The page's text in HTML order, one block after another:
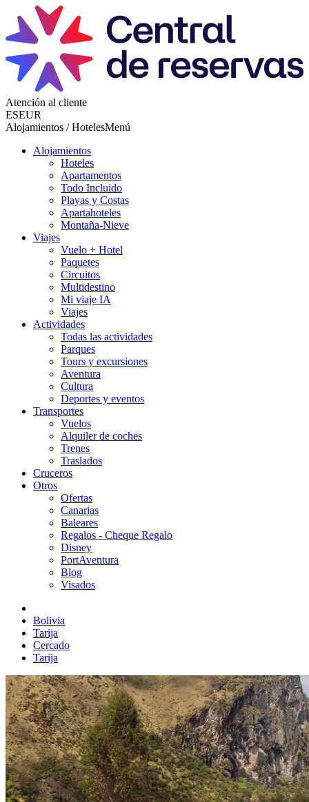
Atención al cliente
ESEUR
Alojamientos / HotelesMenú
Alojamientos
Hoteles
Apartamentos
Todo Incluido
Playas y Costas
Apartahoteles
Montaña-Nieve
Viajes
Vuelo + Hotel
Paquetes
Circuitos
Multidestino
Mi viaje IA
Viajes
Actividades
Todas las actividades
Parques
Tours y excursiones
Aventura
Cultura
Deportes y eventos
Transportes
Vuelos
Alquiler de coches
Trenes
Traslados
Cruceros
Otros
Ofertas
Canarias
Baleares
Regalos - Cheque Regalo
Disney
PortAventura
Blog
Visados
Bolivia
Tarija
Cercado
Tarija